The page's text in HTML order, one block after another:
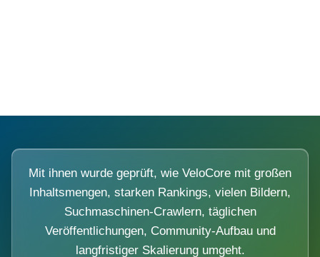
Mit ihnen wurde geprüft, wie VeloCore mit großen
Inhaltsmengen, starken Rankings, vielen Bildern,
Suchmaschinen-Crawlern, täglichen
Veröffentlichungen, Community-Aufbau und
langfristiger Skalierung umgeht.